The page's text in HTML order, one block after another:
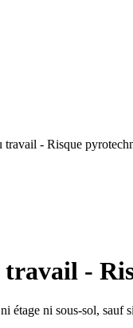
- Risque
-
ni sous-sol,